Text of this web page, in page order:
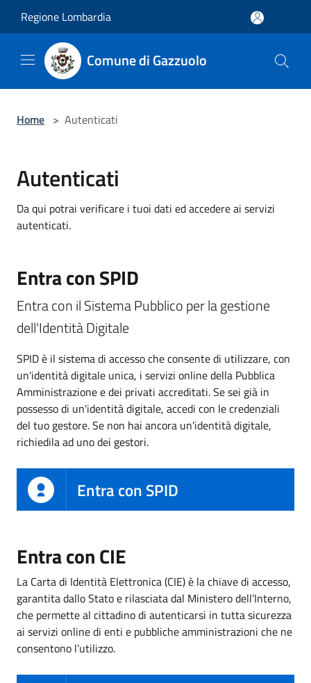
Regione Lombardia
Comune di Gazzuolo
Home > Autenticati
Autenticati
Da qui potrai verificare i tuoi dati ed accedere ai servizi
autenticati.
Entra con SPID
Entra con il Sistema Pubblico per la gestione
dell'Identità Digitale
SPID è il sistema di accesso che consente di utilizzare, con
un'identità digitale unica, i servizi online della Pubblica
Amministrazione e dei privati accreditati. Se sei già in
possesso di un'identità digitale, accedi con le credenziali
del tuo gestore. Se non hai ancora un'identità digitale,
richiedila ad uno dei gestori.
Entra con SPID
Entra con CIE
La Carta di Identità Elettronica (CIE) è la chiave di accesso,
garantita dallo Stato e rilasciata dal Ministero dell’Interno,
che permette al cittadino di autenticarsi in tutta sicurezza
ai servizi online di enti e pubbliche amministrazioni che ne
consentono l’utilizzo.